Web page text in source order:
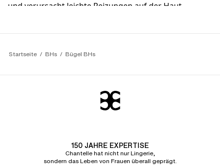
und verursacht leichte Reizungen auf der Haut
Startseite BHs Bügel BHs
150 JAHRE EXPERTISE
Chantelle hat nicht nur Lingerie,
sondern das Leben von Frauen überall geprägt.